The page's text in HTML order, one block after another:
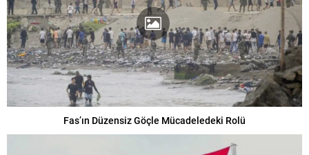
Fas’ın Düzensiz Göçle Mücadeledeki Rolü